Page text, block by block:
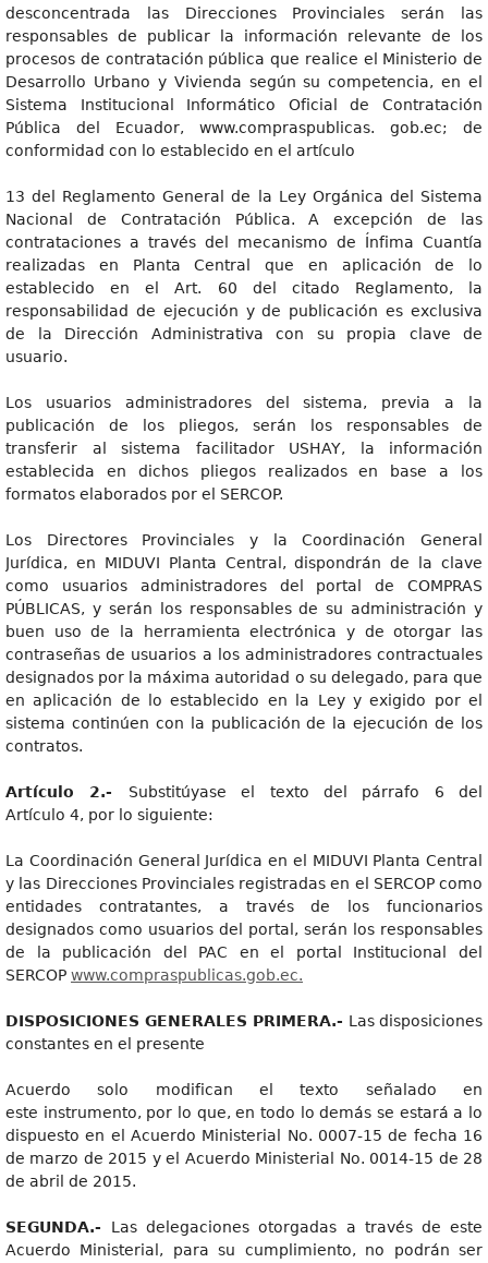
desconcentrada las Direcciones Provinciales serán las
responsables de publicar la información relevante de los
procesos de contratación pública que realice el Ministerio de
Desarrollo Urbano y Vivienda según su competencia, en el
Sistema Institucional Informático Oficial de Contratación
Pública del Ecuador, www.compraspublicas. gob.ec; de
conformidad con lo establecido en el artículo
13 del Reglamento General de la Ley Orgánica del Sistema
Nacional de Contratación Pública. A excepción de las
contrataciones a través del mecanismo de Ínfima Cuantía
realizadas en Planta Central que en aplicación de lo
establecido en el Art. 60 del citado Reglamento, la
responsabilidad de ejecución y de publicación es exclusiva
de la Dirección Administrativa con su propia clave de
usuario.
Los usuarios administradores del sistema, previa a la
publicación de los pliegos, serán los responsables de
transferir al sistema facilitador USHAY, la información
establecida en dichos pliegos realizados en base a los
formatos elaborados por el SERCOP.
Los Directores Provinciales y la Coordinación General
Jurídica, en MIDUVI Planta Central, dispondrán de la clave
como usuarios administradores del portal de COMPRAS
PÚBLICAS, y serán los responsables de su administración y
buen uso de la herramienta electrónica y de otorgar las
contraseñas de usuarios a los administradores contractuales
designados por la máxima autoridad o su delegado, para que
en aplicación de lo establecido en la Ley y exigido por el
sistema continúen con la publicación de la ejecución de los
contratos.
Artícul o 2.- Substitúyase el texto del párrafo 6 del
Artículo 4, por lo siguiente:
La Coordinación General Jurídica en el MIDUVI Planta Central
y las Direcciones Provinciales registradas en el SERCOP como
entidades contratantes, a través de los funcionarios
designados como usuarios del portal, serán los responsables
de la publicación del PAC en el portal Institucional del
SERCOP www.compraspublicas.gob.ec.
DISPOSICIONES GENERALES PRIMERA.- Las disposiciones
constantes en el presente
Acuerdo solo modifican el texto señalado en
este instrumento, por lo que, en todo lo demás se estará a lo
dispuesto en el Acuerdo Ministerial No. 0007-15 de fecha 16
de marzo de 2015 y el Acuerdo Ministerial No. 0014-15 de 28
de abril de 2015.
SEGUNDA.- Las delegaciones otorgadas a través de este
Acuerdo Ministerial, para su cumplimiento, no podrán ser